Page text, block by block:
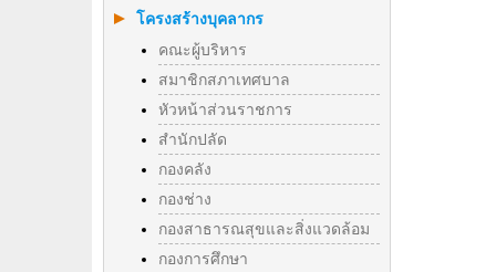
โครงสร้างบุคลากร
คณะผู้บริหาร
สมาชิกสภาเทศบาล
หัวหน้าส่วนราชการ
สำนักปลัด
กองคลัง
กองช่าง
กองสาธารณสุขและสิ่งแวดล้อม
กองการศึกษา